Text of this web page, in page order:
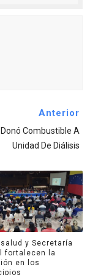
Anterior
Combustible A
Unidad De Diálisis
y Secretaría
fortalecen la
en los